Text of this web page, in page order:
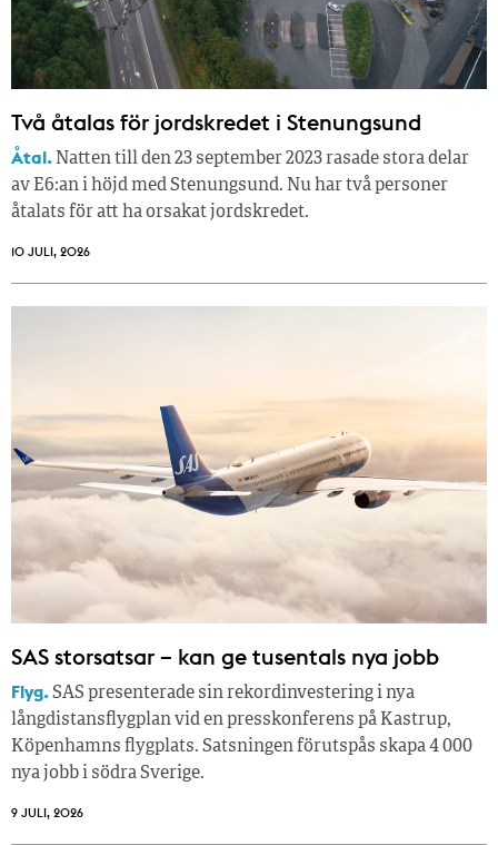
Två åtalas för jordskredet i Stenungsund
Åtal. Natten till den 23 september 2023 rasade stora delar
av E6:an i höjd med Stenungsund. Nu har två personer
åtalats för att ha orsakat jordskredet.
10 JULI, 2026
SAS storsatsar – kan ge tusentals nya jobb
Flyg.SAS presenterade sin rekordinvestering i nya
långdistansflygplan vid en presskonferens på Kastrup,
Köpenhamns flygplats. Satsningen förutspås skapa 4 000
nya jobb i södra Sverige.
9 JULI, 2026